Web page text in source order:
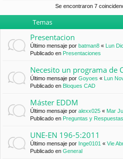
Se encontraron 7
Temas
Presentacion
Último mensaje por batman8 «
Lun
Publicado en Presentaciones
Necesito un programa de
Último mensaje por Goyoes «
Lun
Publicado en Bloques CAD
Máster EDDM
Último mensaje por alexx025 « Mar
Publicado en Preguntas y Respuestas
UNE-EN 196-5:2011
Último mensaje por Inge0101 « Vie
Publicado en General